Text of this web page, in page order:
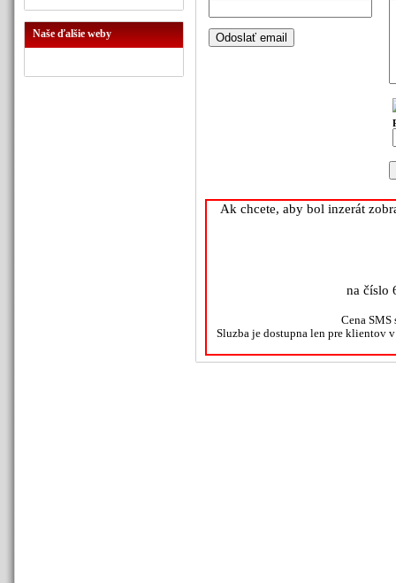
Naše ďalšie weby
Ak chcete, aby bol inzerát
na číslo
Cena SMS
Sluzba je dostupna len pre klientov